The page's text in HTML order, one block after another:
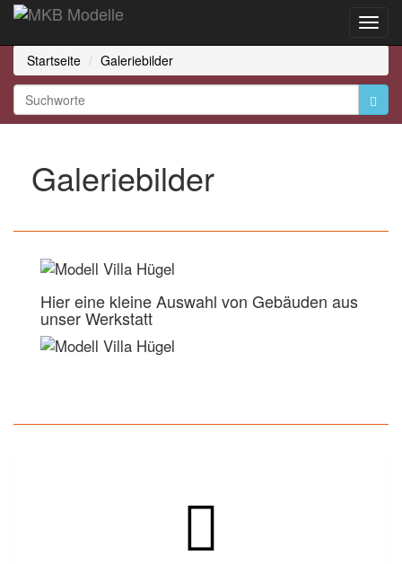
Startseite
Galeriebilder
Galeriebilder
Hier eine kleine Auswahl von Gebäuden aus
unser Werkstatt